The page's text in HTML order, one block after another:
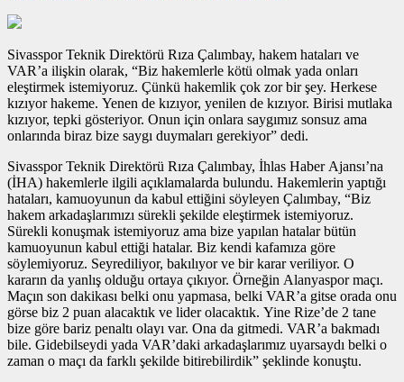
Sivasspor Teknik Direktörü Rıza Çalımbay, hakem hataları ve
VAR’a ilişkin olarak, “Biz hakemlerle kötü olmak yada onları
eleştirmek istemiyoruz. Çünkü hakemlik çok zor bir şey. Herkese
kızıyor hakeme. Yenen de kızıyor, yenilen de kızıyor. Birisi mutlaka
kızıyor, tepki gösteriyor. Onun için onlara saygımız sonsuz ama
onlarında biraz bize saygı duymaları gerekiyor” dedi.
Sivasspor Teknik Direktörü Rıza Çalımbay, İhlas Haber Ajansı’na
(İHA) hakemlerle ilgili açıklamalarda bulundu. Hakemlerin yaptığı
hataları, kamuoyunun da kabul ettiğini söyleyen Çalımbay, “Biz
hakem arkadaşlarımızı sürekli şekilde eleştirmek istemiyoruz.
Sürekli konuşmak istemiyoruz ama bize yapılan hatalar bütün
kamuoyunun kabul ettiği hatalar. Biz kendi kafamıza göre
söylemiyoruz. Seyrediliyor, bakılıyor ve bir karar veriliyor. O
kararın da yanlış olduğu ortaya çıkıyor. Örneğin Alanyaspor maçı.
Maçın son dakikası belki onu yapmasa, belki VAR’a gitse orada onu
görse biz 2 puan alacaktık ve lider olacaktık. Yine Rize’de 2 tane
bize göre bariz penaltı olayı var. Ona da gitmedi. VAR’a bakmadı
bile. Gidebilseydi yada VAR’daki arkadaşlarımız uyarsaydı belki o
zaman o maçı da farklı şekilde bitirebilirdik” şeklinde konuştu.